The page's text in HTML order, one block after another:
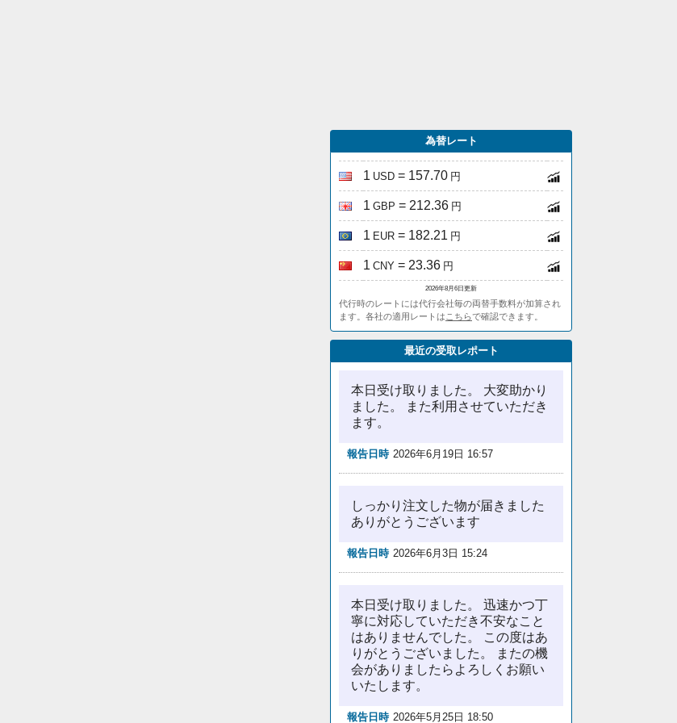
為替レート
1 USD = 157.70 円
1 GBP = 212.36 円
1 EUR = 182.21 円
1 CNY = 23.36 円
2026年8月6日更新
代行時のレートには代行会社毎の両替手数料が加算され
ます。各社の適用レートは こちらで確認できます。
最近の受取レポート
本日受け取りました。 大変助かり
ました。 また利用させていただき
ます。
報告日時 2026年6月19日 16:57
しっかり注文した物が届きました
ありがとうございます
報告日時 2026年6月3日 15:24
本日受け取りました。 迅速かつ丁
寧に対応していただき不安なこと
はありませんでした。 この度はあ
りがとうございました。 またの機
会がありましたらよろしくお願い
いたします。
報告日時 2026年5月25日 18:50